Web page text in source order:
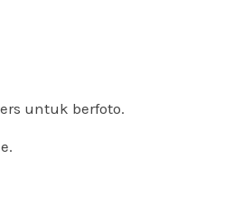
untuk berfoto.